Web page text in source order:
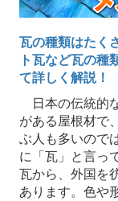
瓦の種類はたく
ト瓦など瓦の種
て詳しく解説！
日本の伝統的
がある屋根材で
ぶ人も多いので
に「瓦」と言っ
瓦から、外国を
あります。色や